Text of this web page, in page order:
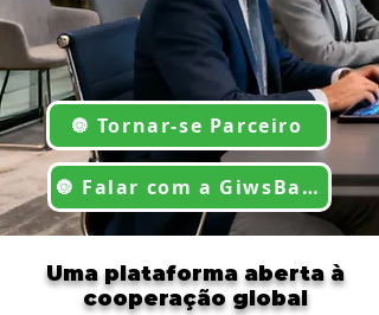
🔘 Tornar-se Parceiro
🔘 Falar com a GiwsBank
Uma plataforma aberta à
cooperação global